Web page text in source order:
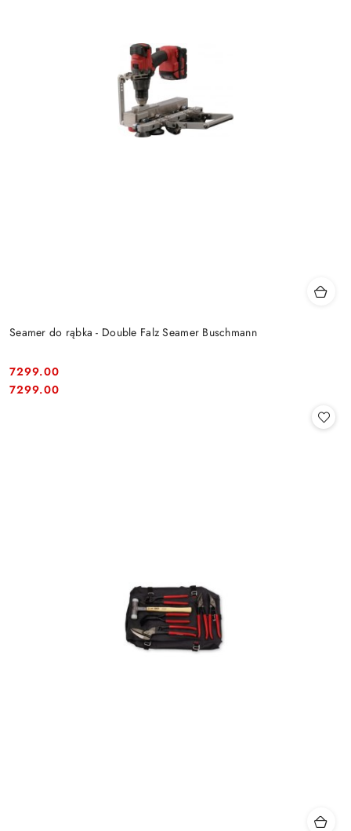
Seamer do rąbka - Double Falz Seamer Buschmann
Cena:
7299.00
Cena:
7299.00